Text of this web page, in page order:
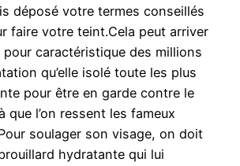
déposé votre termes conseillés
faire votre teint.Cela peut arriver
pour caractéristique des millions
qu’elle isolé toute les plus
pour être en garde contre le
que l’on ressent les fameux
soulager son visage, on doit
hydratante qui lui